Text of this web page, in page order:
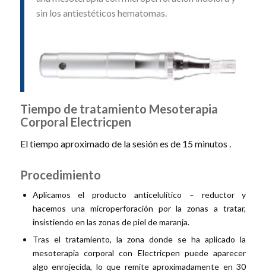
sin los antiestéticos hematomas.
Tiempo de tratamiento Mesoterapia
Corporal Electricpen
El tiempo aproximado de la sesión es de 15 minutos .
Procedimiento
Aplicamos el producto anticelulítico – reductor y
hacemos una microperforación por la zonas a tratar,
insistiendo en las zonas de piel de maranja.
Tras el tratamiento, la zona donde se ha aplicado la
mesoterapia corporal con Electricpen puede aparecer
algo enrojecida, lo que remite aproximadamente en 30